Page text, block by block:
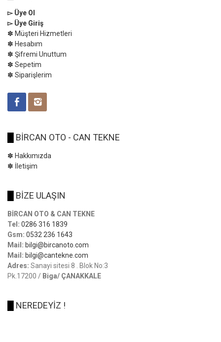
▻ Üye Ol
▻ Üye Giriş
✽ Müşteri Hizmetleri
✽ Hesabım
✽ Şifremi Unuttum
✽ Sepetim
✽ Siparişlerim
BİRCAN OTO - CAN TEKNE
✽ Hakkımızda
✽ İletişim
BİZE ULAŞIN
BİRCAN OTO & CAN TEKNE
Tel: 0286 316 1839
Gsm: 0532 236 1643
Mail: bilgi@bircanoto.com
Mail: bilgi@cantekne.com
Adres: Sanayi sitesi 8 . Blok No:3
Pk.17200 / Biga/ ÇANAKKALE
NEREDEYİZ !